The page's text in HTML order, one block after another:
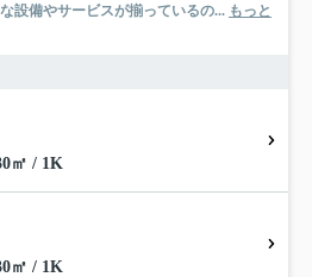
設備やサービスが揃っているの... もっと
㎡ / 1K
㎡ / 1K